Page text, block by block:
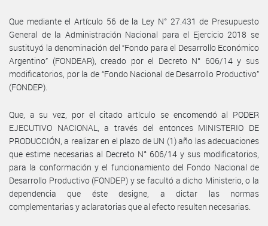
Que mediante el Artículo 56 de la Ley N° 27.431 de Presupuesto
General de la Administración Nacional para el Ejercicio 2018 se
sustituyó la denominación del “Fondo para el Desarrollo Económico
Argentino” (FONDEAR), creado por el Decreto N° 606/14 y sus
modificatorios, por la de “Fondo Nacional de Desarrollo Productivo”
(FONDEP).
Que, a su vez, por el citado artículo se encomendó al PODER
EJECUTIVO NACIONAL, a través del entonces MINISTERIO DE
PRODUCCIÓN, a realizar en el plazo de UN (1) año las adecuaciones
que estime necesarias al Decreto N° 606/14 y sus modificatorios,
para la conformación y el funcionamiento del Fondo Nacional de
Desarrollo Productivo (FONDEP) y se facultó a dicho Ministerio, o la
dependencia que éste designe, a dictar las normas
complementarias y aclaratorias que al efecto resulten necesarias.